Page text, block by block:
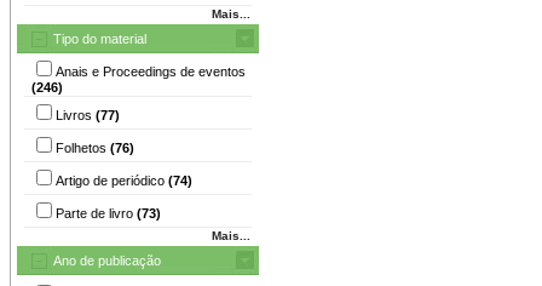
Mais...
Tipo do material
Anais e Proceedings de eventos
(246)
Livros (77)
Folhetos (76)
Artigo de periódico (74)
Parte de livro (73)
Mais...
Ano de publicação